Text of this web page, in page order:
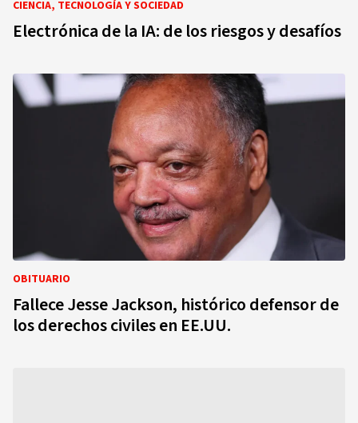
CIENCIA, TECNOLOGÍA Y SOCIEDAD
Electrónica de la IA: de los riesgos y desafíos
OBITUARIO
Fallece Jesse Jackson, histórico defensor de
los derechos civiles en EE.UU.